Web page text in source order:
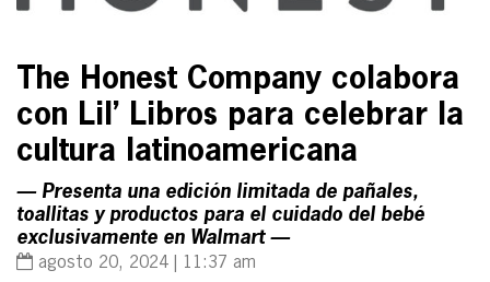
The Honest Company colabora
con Lil’ Libros para celebrar la
cultura latinoamericana
— Presenta una edición limitada de pañales,
toallitas y productos para el cuidado del bebé
exclusivamente en Walmart —
agosto 20, 2024 | 11:37 am